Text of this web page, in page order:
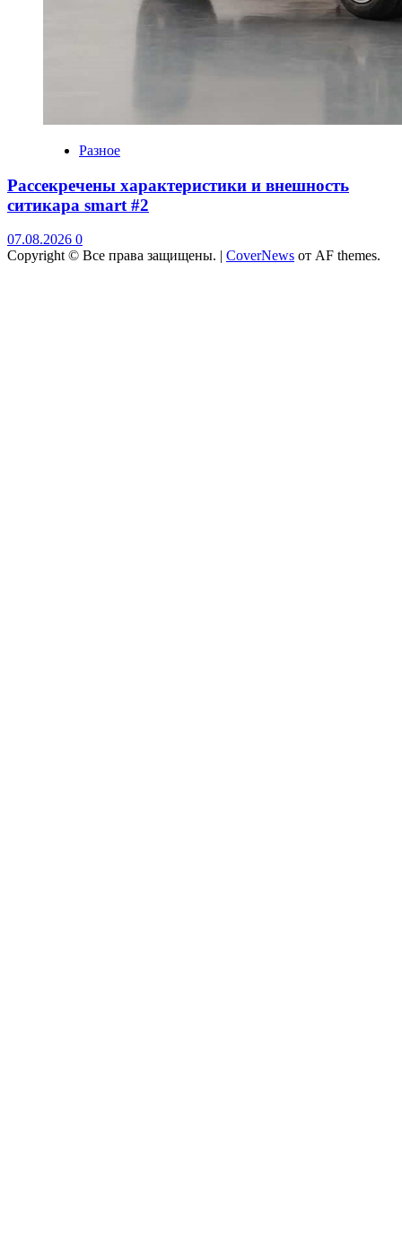
Разное
Рассекречены характеристики и внешность
ситикара smart #2
07.08.2026 0
Copyright © Все права защищены. | CoverNews от AF themes.